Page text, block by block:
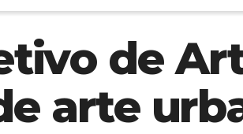
de
arte